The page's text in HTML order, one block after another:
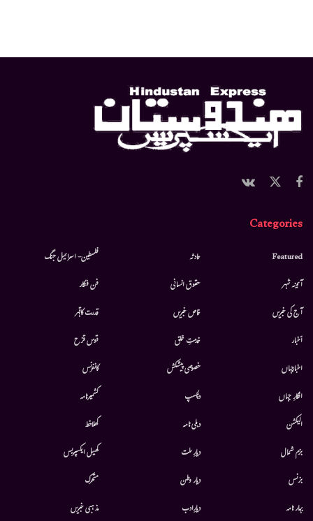
Categories
Featured
آئینہ شہر
آج کی خبریں
أخبار
اخبارجہاں
افکارِ جہاں
الیکشن
بزم شمال
بزنس
بہار نامہ
حادثہ
حقوق انسانی
خاص خبریں
خدمتِ خلق
خصوصی پیشکش
دلچسپ
دہلی نامہ
دیارِ ملت
دیار وطن
دیارِادب
فلسطین- اسرائیل جنگ
فن فنکار
قدرت کاقہر
قوس قزح
کانفرنس
کشمیرنامہ
کھلاخط
کھیل ایکسپریس
متحرك
مذہبی خبریں